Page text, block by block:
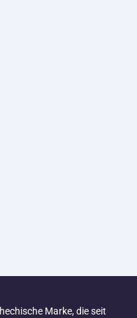
Marke, die seit